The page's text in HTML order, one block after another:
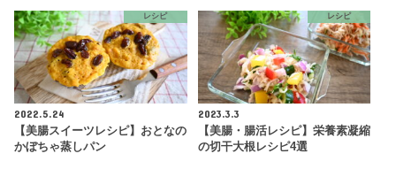
レシピ
2022.5.24
【美腸スイーツレシピ】おとなの
かぼちゃ蒸しパン
レシピ
2023.3.3
【美腸・腸活レシピ】栄養素凝縮
の切干大根レシピ4選